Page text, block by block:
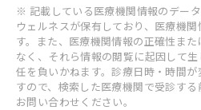
※ 記載している医療機関情報のデー
ウェルネスが保有しており、医療機
す。また、医療機関情報の正確性ま
なく、それら情報の閲覧に起因して
任を負いかねます。診療日時・時間
すので、検索した医療機関で受診す
お問い合わせください。